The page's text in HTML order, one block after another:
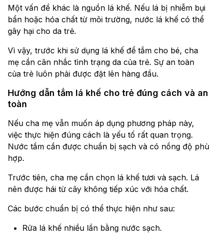
Một vấn đề khác là nguồn lá khế. Nếu lá bị nhiễm bụi
bẩn hoặc hóa chất từ môi trường, nước lá khế có thể
gây hại cho da trẻ.
Vì vậy, trước khi sử dụng lá khế để tắm cho bé, cha
mẹ cần cân nhắc tình trạng da của trẻ. Sự an toàn
của trẻ luôn phải được đặt lên hàng đầu.
Hướng dẫn tắm lá khế cho trẻ đúng cách và an
toàn
Nếu cha mẹ vẫn muốn áp dụng phương pháp này,
việc thực hiện đúng cách là yếu tố rất quan trọng.
Nước tắm cần được chuẩn bị sạch và có nồng độ phù
hợp.
Trước tiên, cha mẹ cần chọn lá khế tươi và sạch. Lá
nên được hái từ cây không tiếp xúc với hóa chất.
Các bước chuẩn bị có thể thực hiện như sau:
Rửa lá khế nhiều lần bằng nước sạch.